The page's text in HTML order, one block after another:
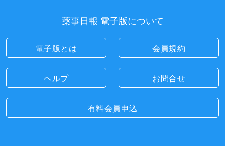
薬事日報 電子版について
電子版とは 会員規約
ヘルプ お問合せ
有料会員申込